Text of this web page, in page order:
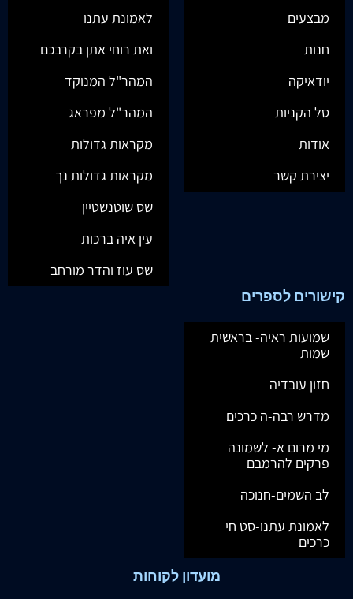
מבצעים
חנות
יודאיקה
סל הקניות
אודות
יצירת קשר
לאמונת עתנו
ואת רוחי אתן בקרבכם
המהר"ל המנוקד
המהר"ל מפראג
מקראות גדולות
מקראות גדולות נך
שס שוטנשטיין
עין איה ברכות
שס עוז והדר מורחב
קישורים לספרים
שמועות ראיה- בראשית
שמות
חזון עובדיה
מדרש רבה-ה כרכים
מי מרום א- לשמונה
פרקים להרמבם
לב השמים-חנוכה
לאמונת עתנו-סט חי
כרכים
מועדון לקוחות